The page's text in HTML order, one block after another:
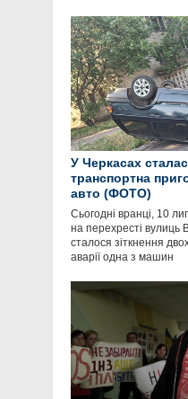
У Черкасах
транспортна
авто (ФОТО)
Сьогодні вранці, 10
на перехресті вулиць
сталося зіткнення
аварії одна з машин